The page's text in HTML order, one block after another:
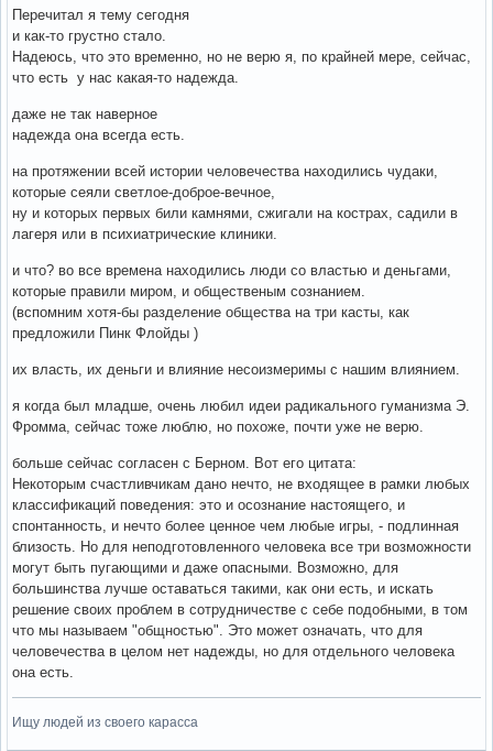
Перечитал я тему сегодня
и как-то грустно стало.
Надеюсь, что это временно, но не верю я, по крайней мере, сейчас,
что есть у нас какая-то надежда.
даже не так наверное
надежда она всегда есть.
на протяжении всей истории человечества находились чудаки,
которые сеяли светлое-доброе-вечное,
ну и которых первых били камнями, сжигали на кострах, садили в
лагеря или в психиатрические клиники.
и что? во все времена находились люди со властью и деньгами,
которые правили миром, и общественым сознанием.
(вспомним хотя-бы разделение общества на три касты, как
предложили Пинк Флойды )
их власть, их деньги и влияние несоизмеримы с нашим влиянием.
я когда был младше, очень любил идеи радикального гуманизма Э.
Фромма, сейчас тоже люблю, но похоже, почти уже не верю.
больше сейчас согласен с Берном. Вот его цитата:
Некоторым счастливчикам дано нечто, не входящее в рамки любых
классификаций поведения: это и осознание настоящего, и
спонтанность, и нечто более ценное чем любые игры, - подлинная
близость. Но для неподготовленного человека все три возможности
могут быть пугающими и даже опасными. Возможно, для
большинства лучше оставаться такими, как они есть, и искать
решение своих проблем в сотрудничестве с себе подобными, в том
что мы называем "общностью". Это может означать, что для
человечества в целом нет надежды, но для отдельного человека
она есть.
Ищу людей из своего карасса